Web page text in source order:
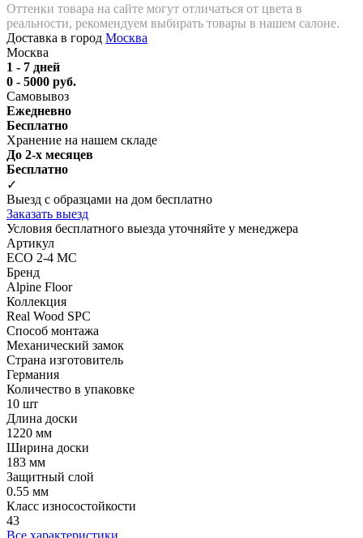
Оттенки товара на сайте могут отличаться от цвета в
реальности, рекомендуем выбирать товары в нашем салоне.
Доставка в город Москва
Москва
1 - 7 дней
0 - 5000 руб.
Самовывоз
Ежедневно
Бесплатно
Хранение на нашем складе
До 2-х месяцев
Бесплатно
✓
Выезд с образцами на дом бесплатно
Заказать выезд
Условия бесплатного выезда уточняйте у менеджера
Артикул
ECO 2-4 MC
Бренд
Alpine Floor
Коллекция
Real Wood SPC
Способ монтажа
Механический замок
Страна изготовитель
Германия
Количество в упаковке
10 шт
Длина доски
1220 мм
Ширина доски
183 мм
Защитный слой
0.55 мм
Класс износостойкости
43
Все характеристики